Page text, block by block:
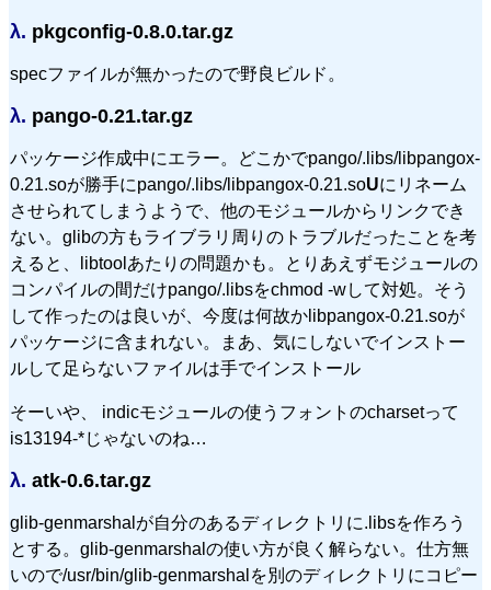
λ. pkgconfig-0.8.0.tar.gz
specファイルが無かったので野良ビルド。
λ. pango-0.21.tar.gz
パッケージ作成中にエラー。どこかでpango/.libs/libpangox-
0.21.soが勝手にpango/.libs/libpangox-0.21.soUにリネーム
させられてしまうようで、他のモジュールからリンクでき
ない。glibの方もライブラリ周りのトラブルだったことを考
えると、libtoolあたりの問題かも。とりあえずモジュールの
コンパイルの間だけpango/.libsをchmod -wして対処。そう
して作ったのは良いが、今度は何故かlibpangox-0.21.soが
パッケージに含まれない。まあ、気にしないでインストー
ルして足らないファイルは手でインストール
そーいや、 indicモジュールの使うフォントのcharsetって
is13194-*じゃないのね…
λ. atk-0.6.tar.gz
glib-genmarshalが自分のあるディレクトリに.libsを作ろう
とする。glib-genmarshalの使い方が良く解らない。仕方無
いので/usr/bin/glib-genmarshalを別のディレクトリにコピー